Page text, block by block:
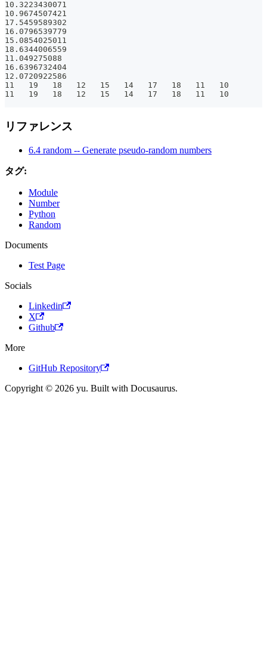
10.3223430071
10.9674507421
17.5459589302
16.0796539779
15.0854025011
18.6344006559
11.049275088
16.6396732404
12.0720922586
11   19   18   12   15   14   17   18   11   10
11   19   18   12   15   14   17   18   11   10
リファレンス
6.4 random -- Generate pseudo-random numbers
タグ:
Module
Number
Python
Random
Documents
Test Page
Socials
Linkedin
X
Github
More
GitHub Repository
Copyright © 2026 yu. Built with Docusaurus.